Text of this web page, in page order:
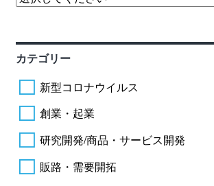
カテゴリー
新型コロナウイルス
創業・起業
研究開発/商品・サービス開発
販路・需要開拓